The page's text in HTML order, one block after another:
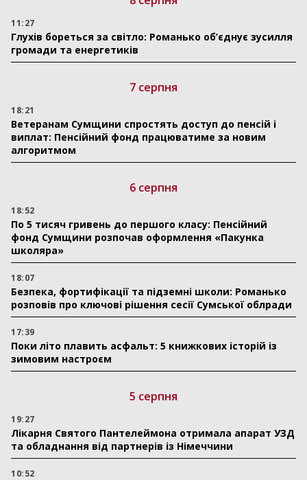
11:27
Глухів бореться за світло: Романько об’єднує зусилля
громади та енергетиків
7 серпня
18:21
Ветеранам Сумщини спростять доступ до пенсій і
виплат: Пенсійний фонд працюватиме за новим
алгоритмом
6 серпня
18:52
По 5 тисяч гривень до першого класу: Пенсійний
фонд Сумщини розпочав оформлення «Пакунка
школяра»
18:07
Безпека, фортифікації та підземні школи: Романько
розповів про ключові рішення сесії Сумської облради
17:39
Поки літо плавить асфальт: 5 книжкових історій із
зимовим настроєм
5 серпня
19:27
Лікарня Святого Пантелеймона отримала апарат УЗД
та обладнання від партнерів із Німеччини
10:52